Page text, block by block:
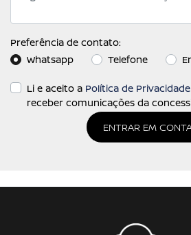
Preferência de contato:
Whatsapp
Telefone
Li e aceito a Política de Privacidade
receber comunicações da
ENTRAR EM